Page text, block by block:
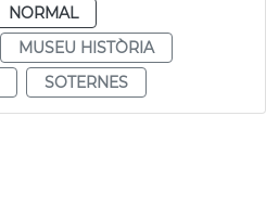
NORMAL
MUSEU HISTÒRIA
SOTERNES